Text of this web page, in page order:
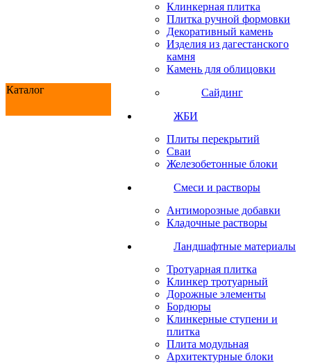
Каталог
Клинкерная плитка
Плитка ручной формовки
Декоративный камень
Изделия из дагестанского
камня
Камень для облицовки
Сайдинг
ЖБИ
Плиты перекрытий
Сваи
Железобетонные блоки
Cмеси и растворы
Антиморозные добавки
Кладочные растворы
Ландшафтные материалы
Тротуарная плитка
Клинкер тротуарный
Дорожные элементы
Бордюры
Клинкерные ступени и
плитка
Плита модульная
Архитектурные блоки